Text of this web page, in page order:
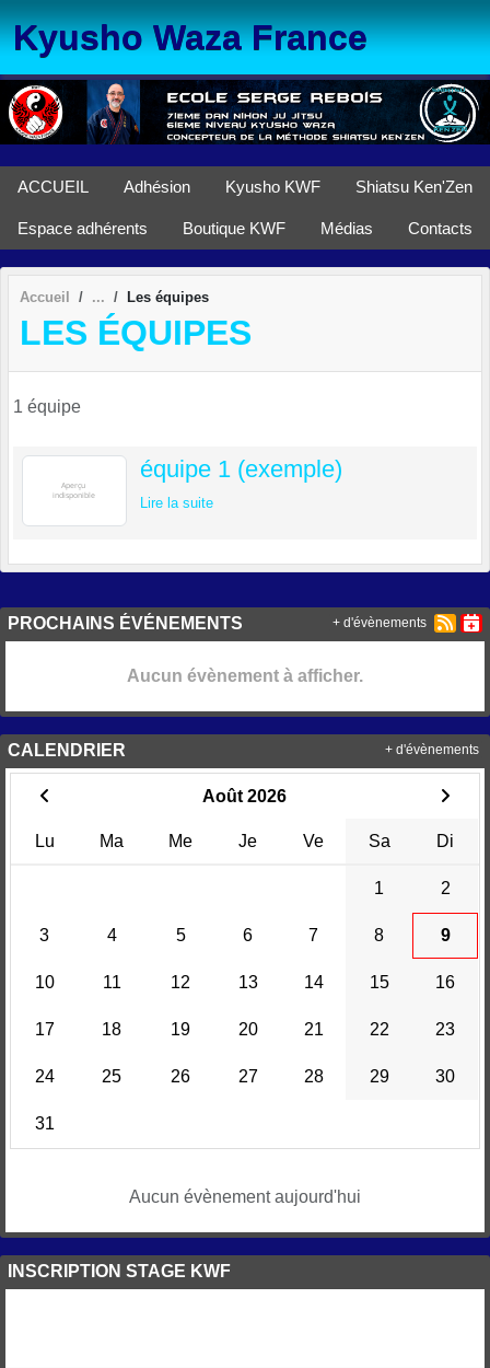
Kyusho Waza France
ACCUEIL Adhésion Kyusho KWF Shiatsu Ken'Zen
Espace adhérents Boutique KWF Médias Contacts
Accueil Les équipes
LES ÉQUIPES
1 équipe
équipe 1 (exemple)
Lire la suite
PROCHAINS ÉVÉNEMENTS
Aucun évènement à afficher.
+ d'évènements
CALENDRIER
Août 2026
Lu Ma Me Je Ve Sa Di
1 2
3 4 5 6 7 8 9
10 11 12 13 14 15 16
17 18 19 20 21 22 23
24 25 26 27 28 29 30
31
Aucun évènement aujourd'hui
+ d'évènements
INSCRIPTION STAGE KWF